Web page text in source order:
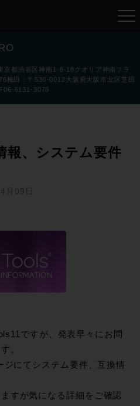
京都渋谷区神南1-8-18クオリア神南フラ
梅田：〒530-0012大阪府大阪市北区芝田
6131-3078
報、システム要件
月09日
ですが、発表早々にお問
。
にてシステム要件、互換情
すが気になる詳細をご確認